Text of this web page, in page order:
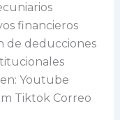
financieros
de deducciones
Youtube
Tiktok Correo